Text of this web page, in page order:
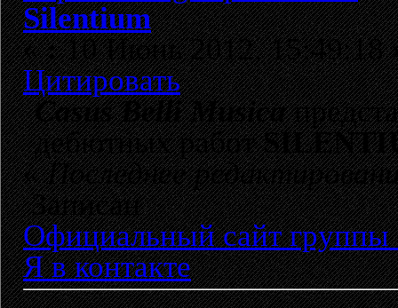
Silentium
«:10 Июнь 2012, 15:49:18
Цитировать
Casus Belli Musica
дебютных работ
«Последнее
Записан
Официальный сайт группы
Я в контакте